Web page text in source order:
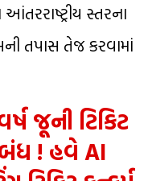
સ્તરના
તપાસ તેજ કરવામાં
જૂની ટિકિટ
! હવે AI